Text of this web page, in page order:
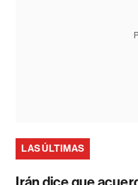
LAS ÚLTIMAS